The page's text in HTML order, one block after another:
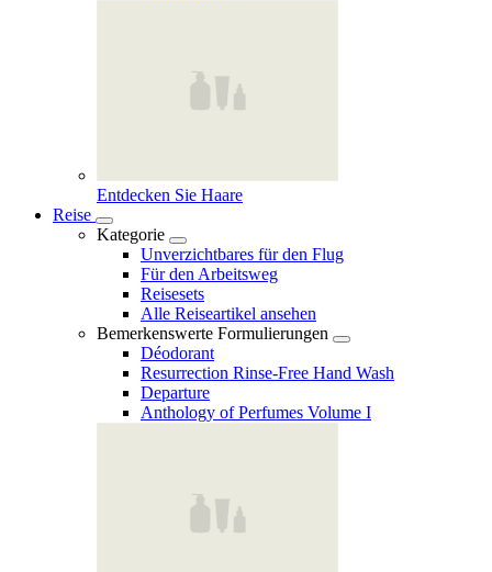
Entdecken Sie Haare
Reise
Kategorie
Unverzichtbares für den Flug
Für den Arbeitsweg
Reisesets
Alle Reiseartikel ansehen
Bemerkenswerte Formulierungen
Déodorant
Resurrection Rinse‑Free Hand Wash
Departure
Anthology of Perfumes Volume I